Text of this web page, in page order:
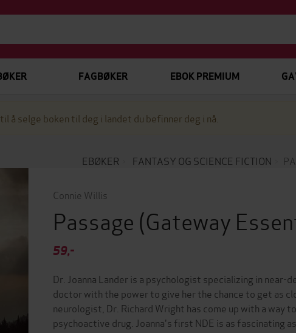
FAGBØKER EBOK PREMIUM
å selge boken til deg i landet du befinner deg i nå.
EBØKER FANTASY OG SCIENCE FICTION
Connie Willis
Passage (Gateway
59,-
Dr. Joanna Lander is a psychologist specializing in
doctor with the power to give her the chance to get as
neurologist, Dr. Richard Wright has come up with a way
psychoactive drug. Joanna's first NDE is as fascinating